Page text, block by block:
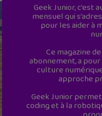
Geek Junior, c’est
mensuel qui
pour les aider à
Ce magazine
abonnement, a
culture
approche
Geek Junior
coding et à la